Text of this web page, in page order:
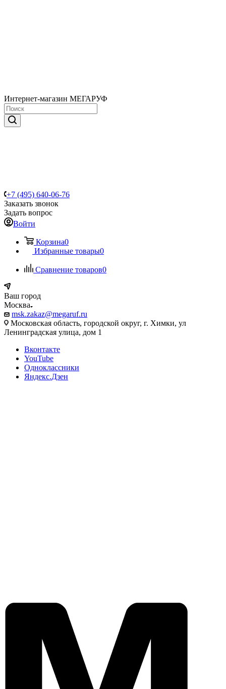
Интернет-магазин МЕГАРУФ
+7 (495) 640-06-76
Заказать звонок
Задать вопрос
Войти
Корзина0
Избранные товары0
Сравнение товаров0
Ваш город
Москва
msk.zakaz@megaruf.ru
Московская область, городской округ, г. Химки, ул
Ленинградская улица, дом 1
Вконтакте
YouTube
Одноклассники
Яндекс.Дзен